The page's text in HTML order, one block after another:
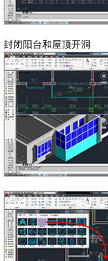
封闭阳台和屋顶